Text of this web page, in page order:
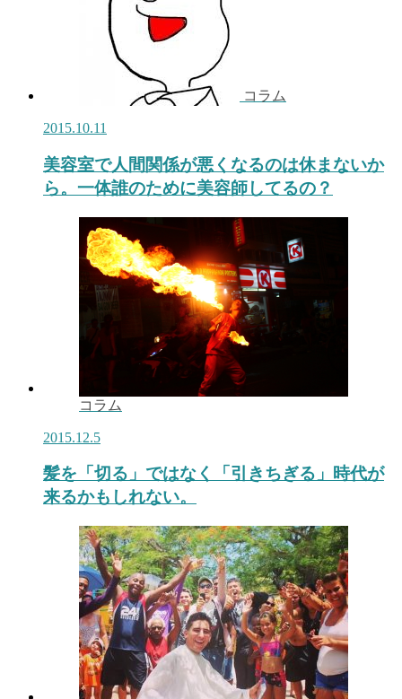
コラム
2015.10.11
美容室で人間関係が悪くなるのは休まないか
ら。一体誰のために美容師してるの？
コラム
2015.12.5
髪を「切る」ではなく「引きちぎる」時代が
来るかもしれない。